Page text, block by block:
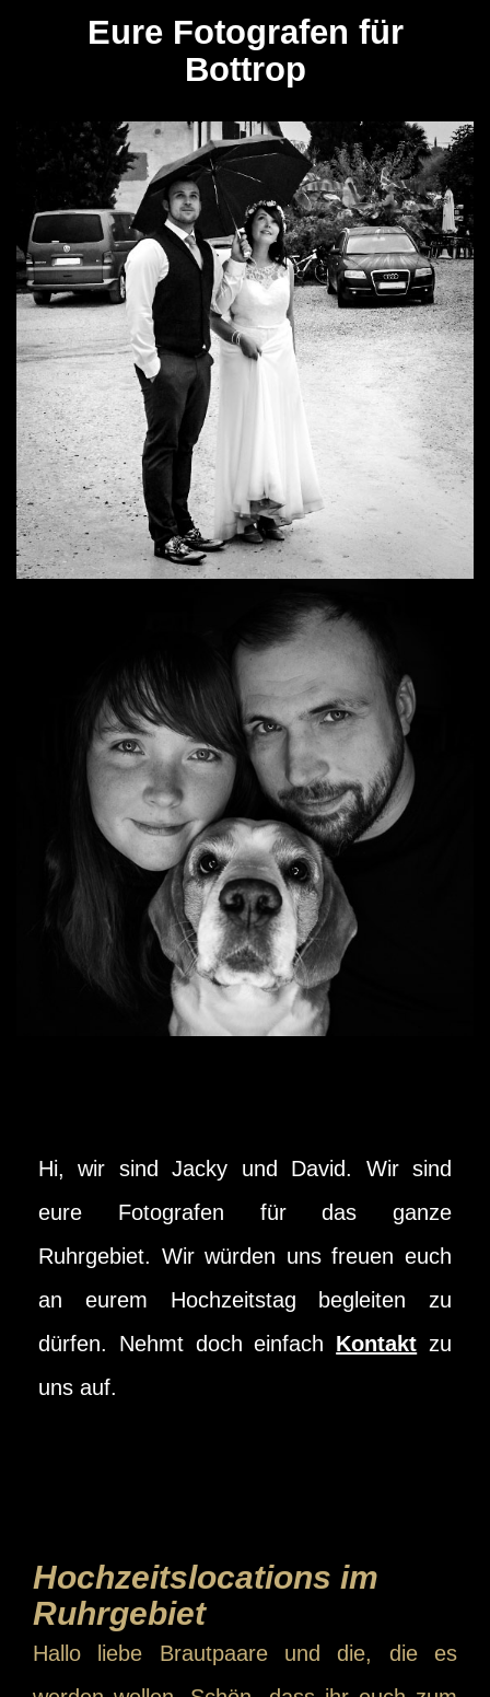
Eure Fotografen für
Bottrop
Hi, wir sind Jacky und David. Wir sind
eure Fotografen für das ganze
Ruhrgebiet. Wir würden uns freuen euch
an eurem Hochzeitstag begleiten zu
dürfen. Nehmt doch einfach Kontakt zu
uns auf.
Hochzeitslocations im
Ruhrgebiet
Hallo liebe Brautpaare und die, die es